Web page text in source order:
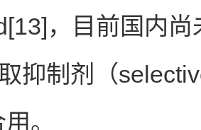
，目前国内
抑制剂（
。